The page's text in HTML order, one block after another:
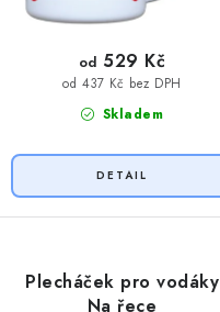
Skladem
od 437 Kč bez DPH
od 529 Kč
Plecháček pro vodáky
Na řece